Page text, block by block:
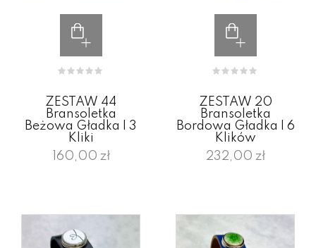
ZESTAW 44
Bransoletka
Beżowa Gładka I 3
Kliki
160,00 zł
ZESTAW 20
Bransoletka
Bordowa Gładka I 6
Klików
232,00 zł